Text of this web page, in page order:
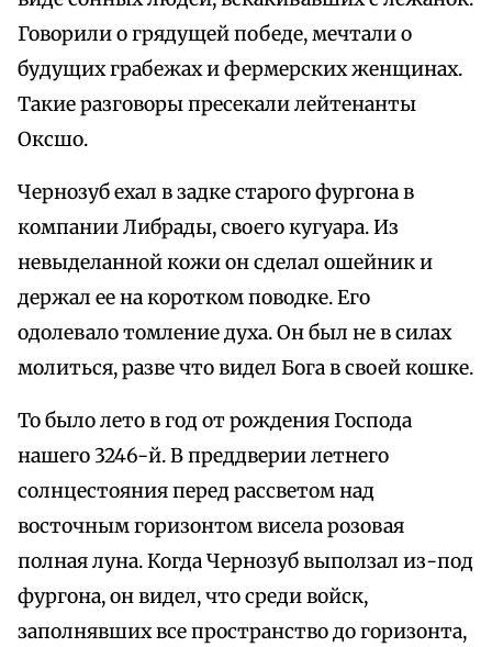
Говорили о грядущей победе, мечтали о
будущих грабежах и фермерских женщинах.
Такие разговоры пресекали лейтенанты
Оксшо.
Чернозуб ехал в задке старого фургона в
компании Либрады, своего кугуара. Из
невыделанной кожи он сделал ошейник и
держал ее на коротком поводке. Его
одолевало томление духа. Он был не в силах
молиться, разве что видел Бога в своей кошке.
То было лето в год от рождения Господа
нашего 3246-й. В преддверии летнего
солнцестояния перед рассветом над
восточным горизонтом висела розовая
полная луна. Когда Чернозуб выползал из-под
фургона, он видел, что среди войск,
заполнявших все пространство до горизонта,